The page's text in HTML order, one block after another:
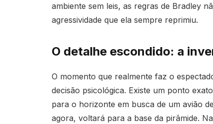
ambiente sem leis, as regras de Bradley
agressividade que ela sempre reprimiu.
O detalhe escondido: a
O momento que realmente faz o
decisão psicológica. Existe um ponto
para o horizonte em busca de um avião
agora, voltará para a base da pirâmide.